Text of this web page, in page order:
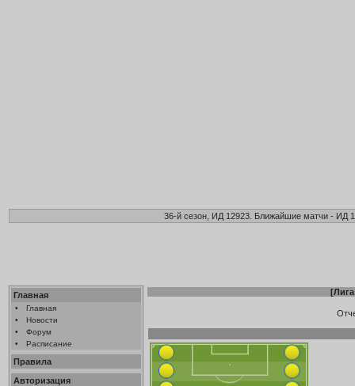
36-й сезон, ИД 12923. Ближайшие матчи - ИД
Главная
•
Главная
•
Новости
•
Форум
•
Расписание
Правила
Авторизация
[